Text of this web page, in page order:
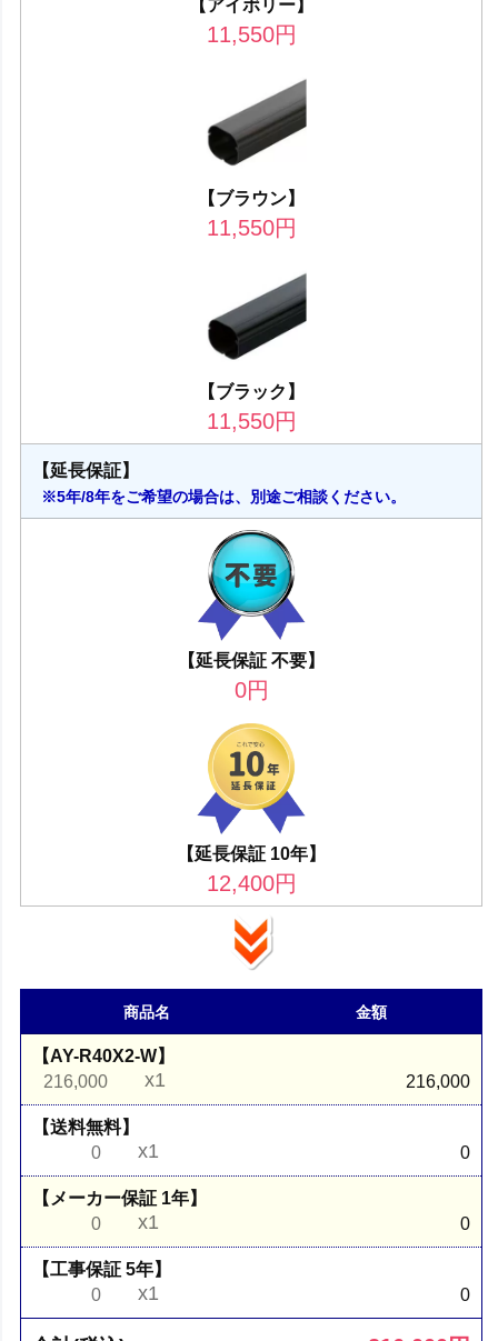
【アイボリー】
11,550円
【ブラウン】
11,550円
【ブラック】
11,550円
【延長保証】
※5年/8年をご希望の場合は、別途ご相談ください。
【延長保証 不要】
0円
【延長保証 10年】
12,400円
商品名 金額
【AY-R40X2-W】
216,000
x1 216,000
【送料無料】
0
x1 0
【メーカー保証 1年】
0
x1 0
【工事保証 5年】
0
x1 0